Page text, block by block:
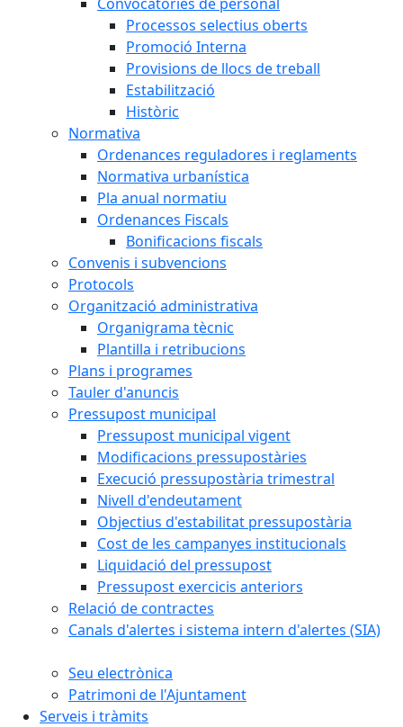
Processos selectius oberts
Promoció Interna
Provisions de llocs de treball
Estabilització
Històric
Normativa
Ordenances reguladores i reglaments
Normativa urbanística
Pla anual normatiu
Ordenances Fiscals
Bonificacions fiscals
Convenis i subvencions
Protocols
Organització administrativa
Organigrama tècnic
Plantilla i retribucions
Plans i programes
Tauler d'anuncis
Pressupost municipal
Pressupost municipal vigent
Modificacions pressupostàries
Execució pressupostària trimestral
Nivell d'endeutament
Objectius d'estabilitat pressupostària
Cost de les campanyes institucionals
Liquidació del pressupost
Pressupost exercicis anteriors
Relació de contractes
Canals d'alertes i sistema intern d'alertes (SIA)
Seu electrònica
Patrimoni de l'Ajuntament
Serveis i tràmits